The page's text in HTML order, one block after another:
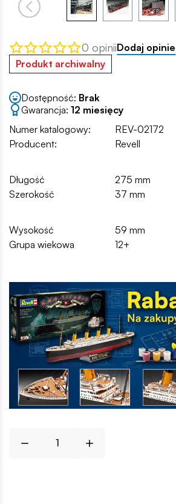
0 opiniiDodaj opinie
Produkt archiwalny
Dostępność: Brak
Gwarancja: 12 miesięcy
Numer katalogowy:
REV-02172
Producent:
Revell
Długość
275 mm
Szerokość
37 mm
Wysokość
59 mm
Grupa wiekowa
12+